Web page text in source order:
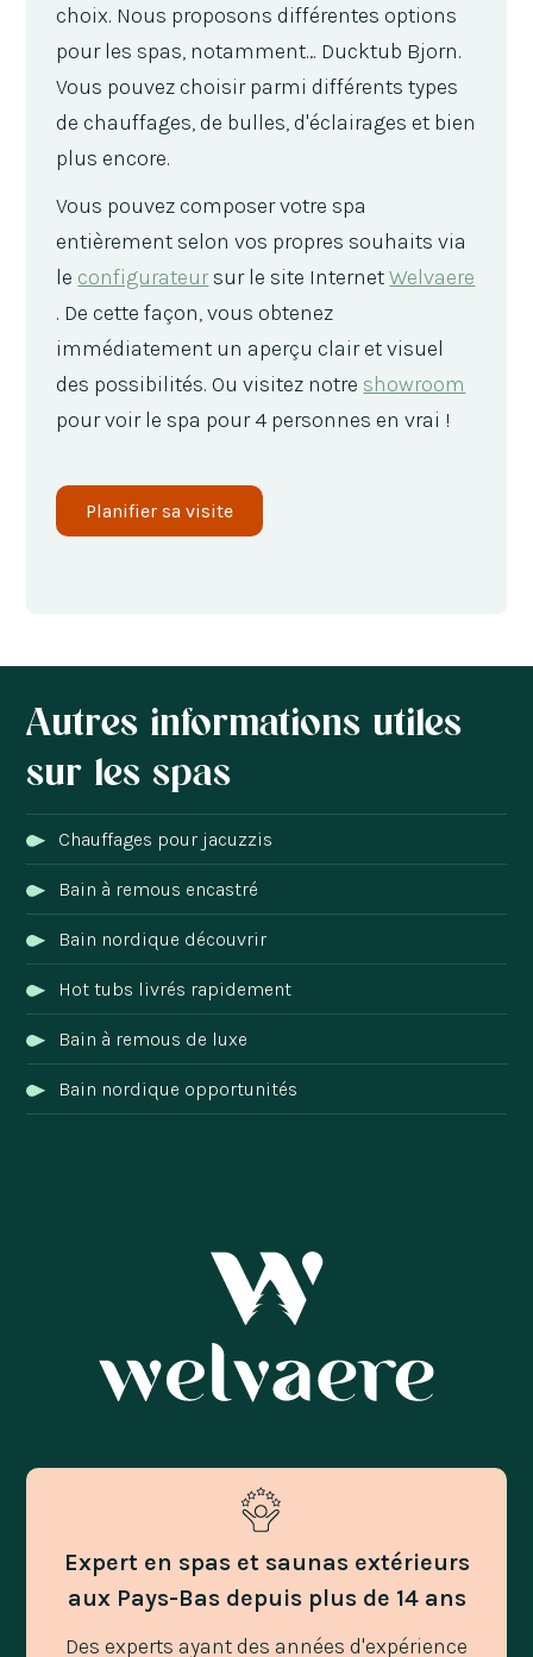
choix. Nous proposons différentes options
pour les spas, notamment… Ducktub Bjorn.
Vous pouvez choisir parmi différents types
de chauffages, de bulles, d'éclairages et bien
plus encore.
Vous pouvez composer votre spa
entièrement selon vos propres souhaits via
le configurateursur le site InternetWelvaere
. De cette façon, vous obtenez
immédiatement un aperçu clair et visuel
des possibilités. Ou visitez notre showroom
pour voir le spa pour 4 personnes en vrai !
Planifier sa visite
Autres informations utiles
sur les spas
Chauffages pour jacuzzis
Bain à remous encastré
Bain nordique découvrir
Hot tubs livrés rapidement
Bain à remous de luxe
Bain nordique opportunités
Expert en spas et saunas extérieurs
aux Pays-Bas depuis plus de 14 ans
Des experts ayant des années d'expérience